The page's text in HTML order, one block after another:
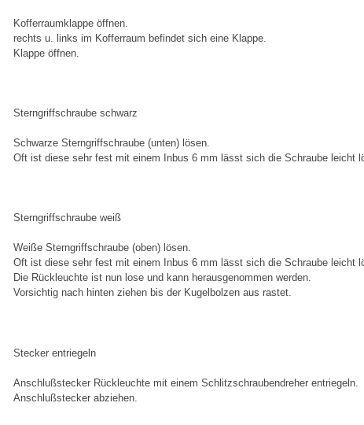
Kofferraumklappe öffnen.
rechts u. links im Kofferraum befindet sich eine Klappe.
Klappe öffnen.
Sterngriffschraube schwarz
Schwarze Sterngriffschraube (unten) lösen.
Oft ist diese sehr fest mit einem Inbus 6 mm lässt sich die Schraube leicht
Sterngriffschraube weiß
Weiße Sterngriffschraube (oben) lösen.
Oft ist diese sehr fest mit einem Inbus 6 mm lässt sich die Schraube leicht
Die Rückleuchte ist nun lose und kann herausgenommen werden.
Vorsichtig nach hinten ziehen bis der Kugelbolzen aus rastet.
Stecker entriegeln
Anschlußstecker Rückleuchte mit einem Schlitzschraubendreher entriegeln.
Anschlußstecker abziehen.